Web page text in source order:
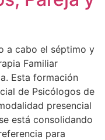
a cabo el séptimo y
Familiar
Esta formación
de Psicólogos de
presencial
está consolidando
para